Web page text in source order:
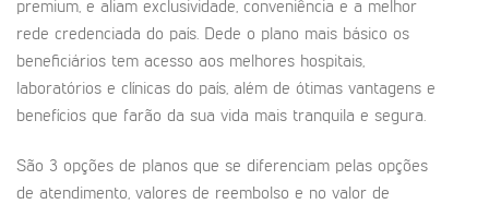
premium, e aliam exclusividade, conveniência e a melhor
rede credenciada do país. Dede o plano mais básico os
beneficiários tem acesso aos melhores hospitais,
laboratórios e clínicas do país, além de ótimas vantagens e
benefícios que farão da sua vida mais tranquila e segura.
São 3 opções de planos que se diferenciam pelas opções
de atendimento, valores de reembolso e no valor de